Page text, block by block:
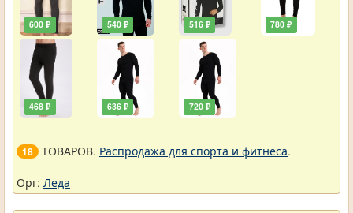
600 ₽
468 ₽
540 ₽
636 ₽
516 ₽
720 ₽
780 ₽
18 ТОВАРОВ. Распродажа для спорта и фитнеса.
Орг: Леда